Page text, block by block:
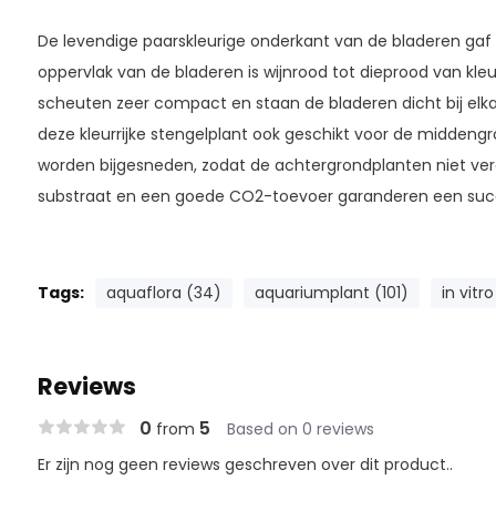
De levendige paarskleurige onderkant van de bladeren
oppervlak van de bladeren is wijnrood tot dieprood van
scheuten zeer compact en staan de bladeren dicht bij
deze kleurrijke stengelplant ook geschikt voor de
worden bijgesneden, zodat de achtergrondplanten niet
substraat en een goede CO2-toevoer garanderen een
Tags: aquaflora (34) aquariumplant (101) in vitro
Reviews
0 from 5 Based on 0 reviews
Er zijn nog geen reviews geschreven over dit product..